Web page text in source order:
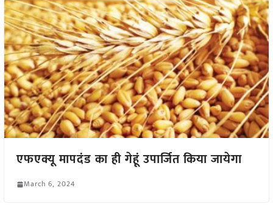
एफएक्यू मापदंड का ही गेहूं उपार्जित किया जायेगा
March 6, 2024